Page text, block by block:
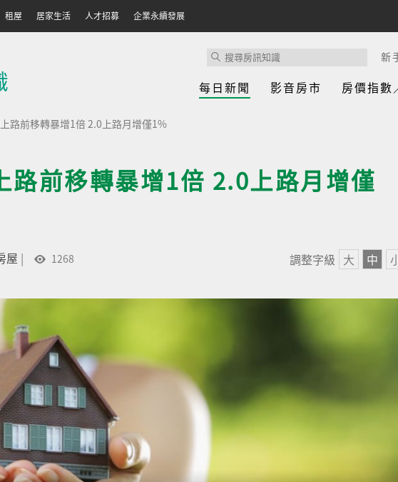
租屋 居家生活 人才招募 企業永續發展
新
每日新聞 影音房市 房價指數
路前移轉暴增1倍 2.0上路月增僅1%
路前移轉暴增1倍 2.0上路月增僅
屋 | 1268 調整字級 大 中